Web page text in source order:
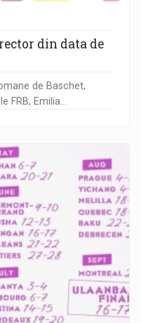
din data de
de Baschet,
Emilia...